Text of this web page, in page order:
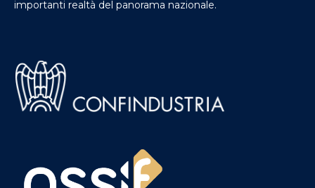
importanti realtà del panorama nazionale.